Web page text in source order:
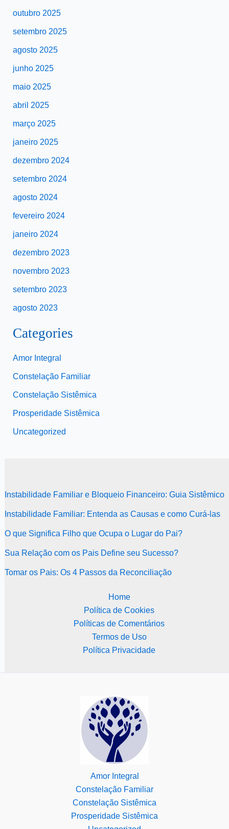
outubro 2025
setembro 2025
agosto 2025
junho 2025
maio 2025
abril 2025
março 2025
janeiro 2025
dezembro 2024
setembro 2024
agosto 2024
fevereiro 2024
janeiro 2024
dezembro 2023
novembro 2023
setembro 2023
agosto 2023
Categories
Amor Integral
Constelação Familiar
Constelação Sistêmica
Prosperidade Sistêmica
Uncategorized
Instabilidade Familiar e Bloqueio Financeiro: Guia Sistêmico
Instabilidade Familiar: Entenda as Causas e como Curá-las
O que Significa Filho que Ocupa o Lugar do Pai?
Sua Relação com os Pais Define seu Sucesso?
Tomar os Pais: Os 4 Passos da Reconciliação
Home
Política de Cookies
Políticas de Comentários
Termos de Uso
Política Privacidade
Amor Integral
Constelação Familiar
Constelação Sistêmica
Prosperidade Sistêmica